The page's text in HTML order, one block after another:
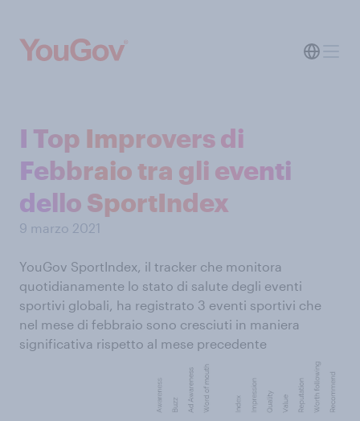
I Top Improvers di
Febbraio tra gli eventi
dello SportIndex
9 marzo 2021
YouGov SportIndex, il tracker che monitora
quotidianamente lo stato di salute degli eventi
sportivi globali, ha registrato 3 eventi sportivi che
nel mese di febbraio sono cresciuti in maniera
significativa rispetto al mese precedente